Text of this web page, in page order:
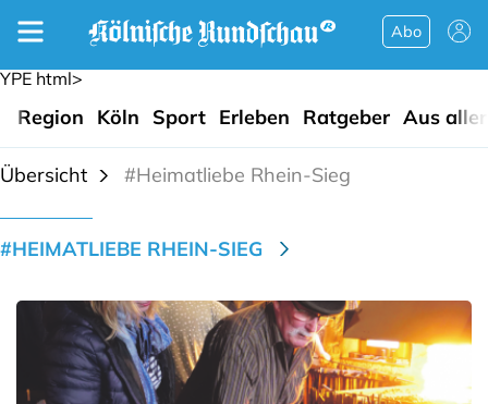
YPE html>
Region Köln Sport Erleben Ratgeber Aus
Abo
Übersicht #Heimatliebe Rhein-Sieg
#HEIMATLIEBE RHEIN-SIEG